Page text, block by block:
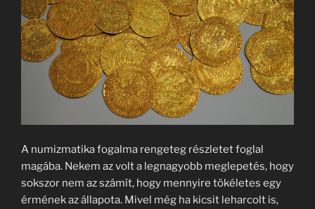
A numizmatika fogalma rengeteg részletet foglal
magába. Nekem az volt a legnagyobb meglepetés, hogy
sokszor nem az számít, hogy mennyire tökéletes egy
érmének az állapota. Mivel még ha kicsit leharcolt is,